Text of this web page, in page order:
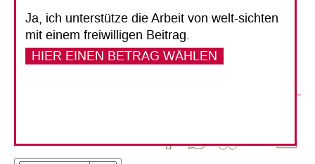
Brauchen die Schwellenländer noch Hilfe im
Kampf gegen die Armut? Kirchliche Hilfswerke
suchen nach neuen Konzepten.
Ja, ich unterstütze die Arbeit von welt-sichten
mit einem freiwilligen Beitrag.
HIER EINEN BETRAG WÄHLEN